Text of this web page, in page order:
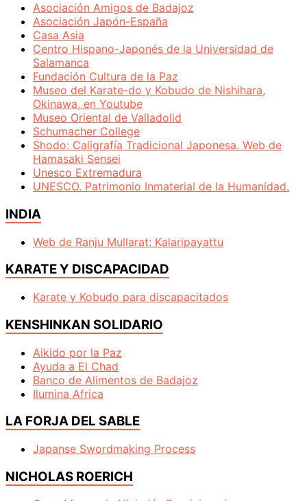
Asociación Amigos de Badajoz
Asociación Japón-España
Casa Asia
Centro Hispano-Japonés de la Universidad de
Salamanca
Fundación Cultura de la Paz
Museo del Karate-do y Kobudo de Nishihara,
Okinawa, en Youtube
Museo Oriental de Valladolid
Schumacher College
Shodo: Caligrafía Tradicional Japonesa. Web de
Hamasaki Sensei
Unesco Extremadura
UNESCO. Patrimonio Inmaterial de la Humanidad.
INDIA
Web de Ranju Mullarat: Kalaripayattu
KARATE Y DISCAPACIDAD
Karate y Kobudo para discapacitados
KENSHINKAN SOLIDARIO
Aikido por la Paz
Ayuda a El Chad
Banco de Alimentos de Badajoz
Ilumina Africa
LA FORJA DEL SABLE
Japanse Swordmaking Process
NICHOLAS ROERICH